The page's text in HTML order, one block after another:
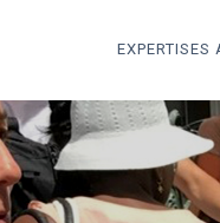
EXPERTISES